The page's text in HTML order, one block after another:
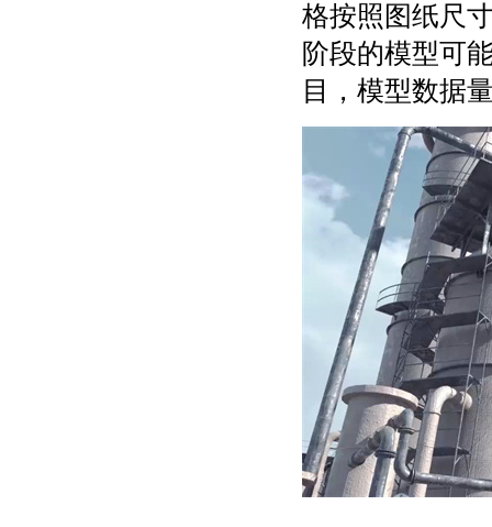
格按照图纸尺
阶段的模型可
目，模型数据